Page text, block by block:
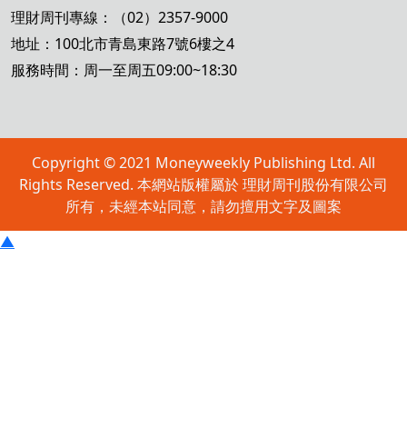
理財周刊專線：（02）2357-9000
地址：100北市青島東路7號6樓之4
服務時間：周一至周五09:00~18:30
Copyright © 2021 Moneyweekly Publishing Ltd. All
Rights Reserved. 本網站版權屬於 理財周刊股份有限公司
所有，未經本站同意，請勿擅用文字及圖案
▲